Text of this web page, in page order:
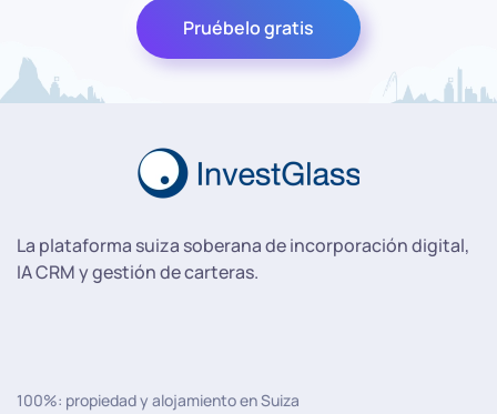
Pruébelo gratis
La plataforma suiza soberana de incorporación digital,
IA CRM y gestión de carteras.
100%: propiedad y alojamiento en Suiza